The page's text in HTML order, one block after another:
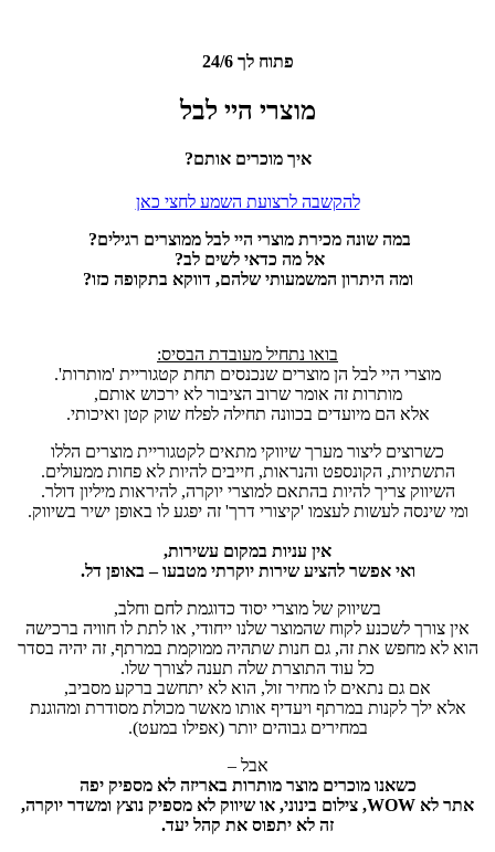
פתוח לך 24/6
מוצרי היי לבל
איך מוכרים אותם?
להקשבה לרצועת השמע לחצי כאן
במה שונה מכירת מוצרי היי לבל ממוצרים רגילים?
אל מה כדאי לשים לב?
ומה היתרון המשמעותי שלהם, דווקא בתקופה כזו?
בואו נתחיל מעובדת הבסיס:
מוצרי היי לבל הן מוצרים שנכנסים תחת קטגוריית 'מותרות'.
מותרות זה אומר שרוב הציבור לא ירכוש אותם,
אלא הם מיועדים בכוונה תחילה לפלח שוק קטן ואיכותי.
כשרוצים ליצור מערך שיווקי מתאים לקטגוריית מוצרים הללו
התשתיות, הקונספט והנראות, חייבים להיות לא פחות ממעולים.
השיווק צריך להיות בהתאם למוצרי יוקרה, להיראות מיליון דולר.
ומי שינסה לעשות לעצמו 'קיצורי דרך' זה יפגע לו באופן ישיר בשיווק.
אין עניות במקום עשירות,
ואי אפשר להציע שירות יוקרתי מטבעו – באופן דל.
בשיווק של מוצרי יסוד כדוגמת לחם וחלב,
אין צורך לשכנע לקוח שהמוצר שלנו ייחודי, או לתת לו חוויה ברכישה
הוא לא מחפש את זה, גם חנות שתהיה ממוקמת במרתף, זה יהיה בסדר
כל עוד התוצרת שלה תענה לצורך שלו.
אם גם נתאים לו מחיר זול, הוא לא יתחשב ברקע מסביב,
אלא ילך לקנות במרתף ויעדיף אותו מאשר מכולת מסודרת ומהוגנת
במחירים גבוהים יותר (אפילו במעט).
אבל –
כשאנו מוכרים מוצר מותרות באריזה לא מספיק יפה
אתר לא WOW, צילום בינוני, או שיווק לא מספיק נוצץ ומשדר יוקרה,
זה לא יתפוס את קהל יעד.